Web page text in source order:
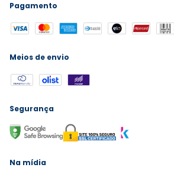
Pagamento
Meios de envio
Segurança
Na mídia